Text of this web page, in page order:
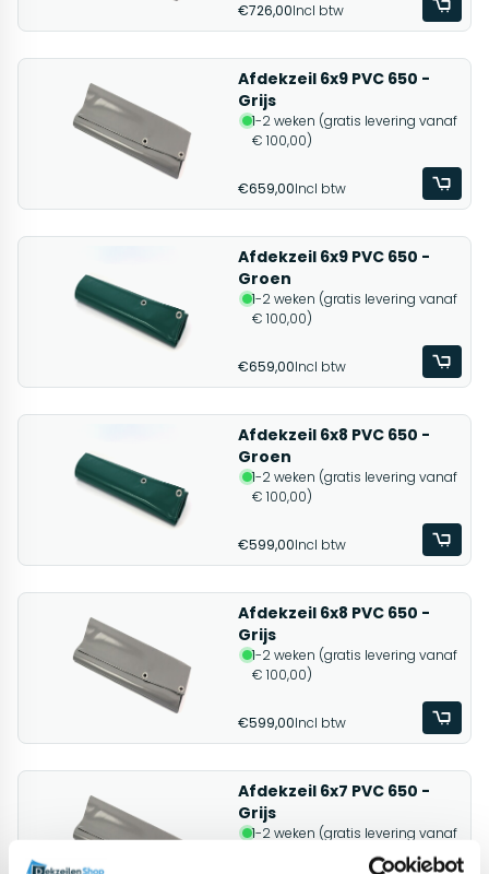
€726,00Incl btw
Afdekzeil 6x9 PVC 650 -
Grijs
1-2 weken (gratis levering vanaf
€ 100,00)
€659,00Incl btw
Afdekzeil 6x9 PVC 650 -
Groen
1-2 weken (gratis levering vanaf
€ 100,00)
€659,00Incl btw
Afdekzeil 6x8 PVC 650 -
Groen
1-2 weken (gratis levering vanaf
€ 100,00)
€599,00Incl btw
Afdekzeil 6x8 PVC 650 -
Grijs
1-2 weken (gratis levering vanaf
€ 100,00)
€599,00Incl btw
Afdekzeil 6x7 PVC 650 -
Grijs
1-2 weken (gratis levering vanaf